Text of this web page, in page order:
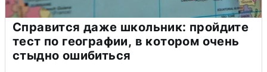
Справится даже школьник: пройдите
тест по географии, в котором очень
стыдно ошибиться